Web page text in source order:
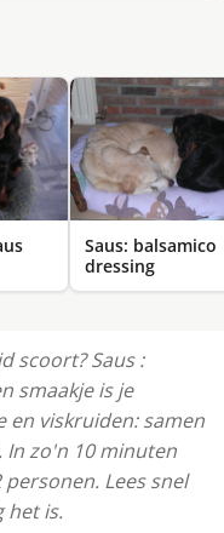
Saus: balsamico
dressing
scoort? Saus :
smaakje is je
en viskruiden: samen
In zo'n 10 minuten
Lees snel
het is.